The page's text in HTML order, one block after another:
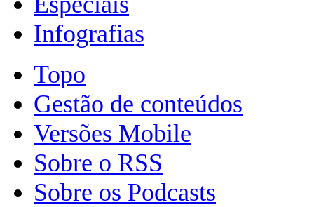
Infografias
Topo
Gestão de conteúdos
Versões Mobile
Sobre o RSS
Sobre os Podcasts